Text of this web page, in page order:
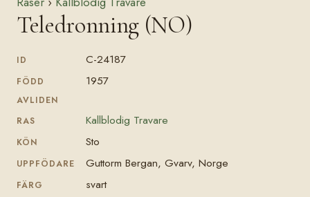
Teledronning (NO)
ID C-24187
FÖDD 1957
AVLIDEN
RAS
Kallblodig Travare
KÖN Sto
UPPFÖDARE Guttorm Bergan, Gvarv, Norge
FÄRG svart